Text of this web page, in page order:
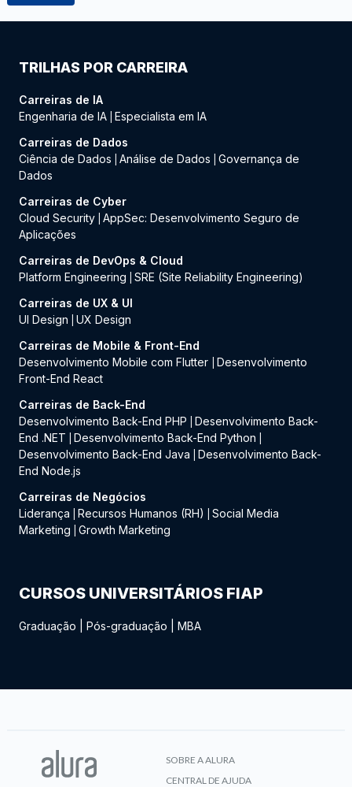
TRILHAS POR CARREIRA
Carreiras de IA
Engenharia de IA Especialista em IA
Carreiras de Dados
Ciência de Dados
Análise de Dados
Governança de
Dados
Carreiras de Cyber
Cloud Security AppSec: Desenvolvimento Seguro de
Aplicações
Carreiras de DevOps & Cloud
Platform Engineering
SRE (Site Reliability Engineering)
Carreiras de UX & UI
UI Design
UX Design
Carreiras de Mobile & Front-End
Desenvolvimento Mobile com Flutter
Desenvolvimento
Front-End React
Carreiras de Back-End
Desenvolvimento Back-End PHP
Desenvolvimento Back-
End .NET
Desenvolvimento Back-End Python
Desenvolvimento Back-End Java
Desenvolvimento Back-
End Node.js
Carreiras de Negócios
Liderança
Recursos Humanos (RH)
Social Media
Marketing
Growth Marketing
CURSOS UNIVERSITÁRIOS FIAP
Graduação Pós-graduação MBA
SOBRE A ALURA
CENTRAL DE AJUDA